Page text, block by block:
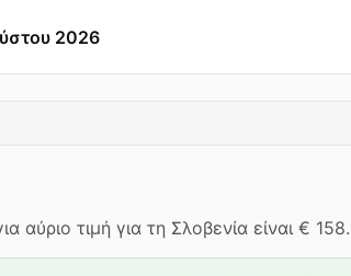
2026
αύριο τιμή για τη Σλοβενία είναι €